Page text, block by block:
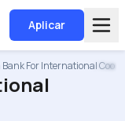
Aplicar
Bank For International